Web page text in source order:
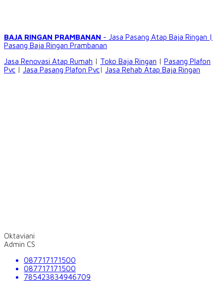
BAJA RINGAN PRAMBANAN - Jasa Pasang Atap Baja Ringan |
Pasang Baja Ringan Prambanan
Jasa Renovasi Atap Rumah
Toko Baja Ringan
Pasang Plafon
Pvc
Jasa Pasang Plafon Pvc Jasa Rehab Atap Baja Ringan
Oktaviani
Admin CS
087717171500
087717171500
785423834946709